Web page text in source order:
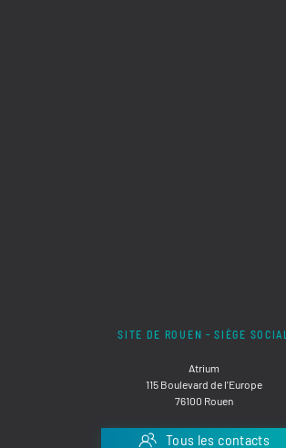
SITE DE ROUEN - SIÈGE SOCIAL
Atrium
115 Boulevard de l'Europe
76100 Rouen
Tous les contacts